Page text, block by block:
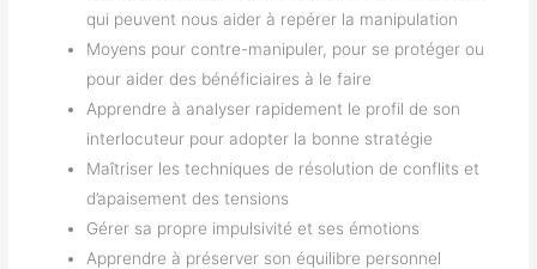
qui peuvent nous aider à repérer la manipulation
Moyens pour contre-manipuler, pour se protéger ou
pour aider des bénéficiaires à le faire
Apprendre à analyser rapidement le profil de son
interlocuteur pour adopter la bonne stratégie
Maîtriser les techniques de résolution de conflits et
d’apaisement des tensions
Gérer sa propre impulsivité et ses émotions
Apprendre à préserver son équilibre personnel